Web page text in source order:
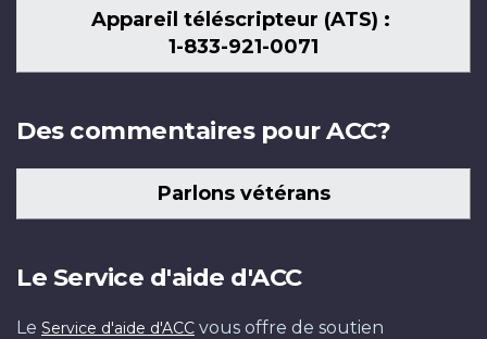
Appareil téléscripteur (ATS) :
1-833-921-0071
Des commentaires pour ACC?
Parlons vétérans
Le Service d'aide d'ACC
Le Service d'aide d'ACC vous offre de soutien